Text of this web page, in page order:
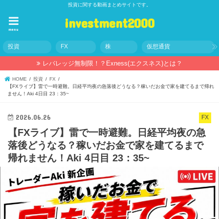
投資に関する動画まとめサイトです。
investment2000
menu
投資 FX 株 仮想通貨
レバレッジ無制限！？Exness(エクスネス)とは？
HOME 投資
FX
【FXライブ】雷で一時避難。日経平均夜の急落後どうなる？稼いだお金で家を建てるまで帰れ
ません！Aki 4日目 23：35~
FX
2026.06.26
【FXライブ】雷で一時避難。日経平均夜の急
落後どうなる？稼いだお金で家を建てるまで
帰れません！Aki 4日目 23：35~